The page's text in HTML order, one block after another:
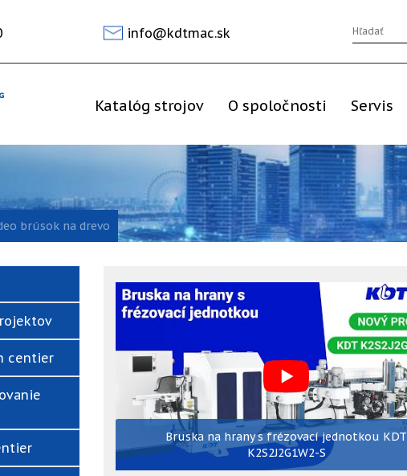
info@kdtmac.sk
Katalóg strojov O spoločnosti Servis
brúsok na drevo
centier
Bruska na hrany s frézovací jednotkou KDT
K2S2J2G1W2-S